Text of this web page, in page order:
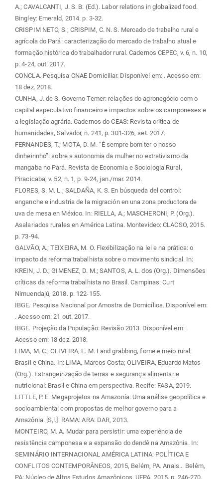
A.; CAVALCANTI, J. S. B. (Ed.). Labor relations in globalized food.
Bingley: Emerald, 2014. p. 3-32.
CRISPIM NETO, S.; CRISPIM, C. N. S. Mercado de trabalho rural e
agrícola do Pará: caracterização do mercado de trabalho atual e
formação histórica do trabalhador rural. Cadernos CEPEC, v. 6, n. 10,
p. 4-24, out. 2017.
CONCLA. Pesquisa CNAE Domiciliar. Disponível em: . Acesso em:
18 dez. 2018.
CUNHA, J. de S. Governo Temer: relações do agronegócio com o
capital especulativo financeiro e impactos sobre os camponeses e
a legislação agrária. Cadernos do CEAS: Revista crítica de
humanidades, Salvador, n. 241, p. 301-326, set. 2017.
FERNANDES, T.; MOTA, D. M. “É sempre bom ter o nosso
dinheirinho”: sobre a autonomia da mulher no extrativismo da
mangaba no Pará. Revista de Economia e Sociologia Rural,
Piracicaba, v. 52, n. 1, p. 9-24, jan./mar. 2014.
FLORES, S. M. L.; SALDAÑA, K. S. En búsqueda del control:
enganche e industria de la migración en una zona productora de
uva de mesa en México. In: RIELLA, A.; MASCHERONI, P. (Org.).
Asalariados rurales en América Latina. Montevideo: CLACSO, 2015.
p. 73-94.
GALVÃO, A.; TEIXEIRA, M. O. Flexibilização na lei e na prática: o
impacto da reforma trabalhista sobre o movimento sindical. In:
KREIN, J. D.; GIMENEZ, D. M.; SANTOS, A. L. dos (Org.). Dimensões
críticas da reforma trabalhista no Brasil. Campinas: Curt
Nimuendajú, 2018. p. 122-155.
IBGE. Pesquisa Nacional por Amostra de Domicílios. Disponível em:
. Acesso em: 21 out. 2017.
IBGE. Projeção da População: Revisão 2013. Disponível em: .
Acesso em: 18 dez. 2018.
LIMA, M. C.; OLIVEIRA, E. M. Land grabbing, fome e meio rural:
Brasil e China. In: LIMA, Marcos Costa; OLIVEIRA, Eduardo Matos
(Org.). Estrangeirização de terras e segurança alimentar e
nutricional: Brasil e China em perspectiva. Recife: FASA, 2019.
LITTLE, P. E. Megaprojetos na Amazonía: Uma análise geopolítica e
socioambiental com propostas de melhor governo para a
Amazônia. [S,l.]: RAMA: ARA: DAR, 2013.
MONTEIRO, M. A. Mudar para persistir: uma experiência de
resistência camponesa e a expansão do dendê na Amazônia. In:
SEMINÁRIO INTERNACIONAL AMÉRICA LATINA: POLÍTICA E
CONFLITOS CONTEMPORÂNEOS, 2015, Belém, PA. Anais... Belém,
PA: Núcleo de Altos Estudos Amazônicos, UFPA, 2015. p. 246-270.